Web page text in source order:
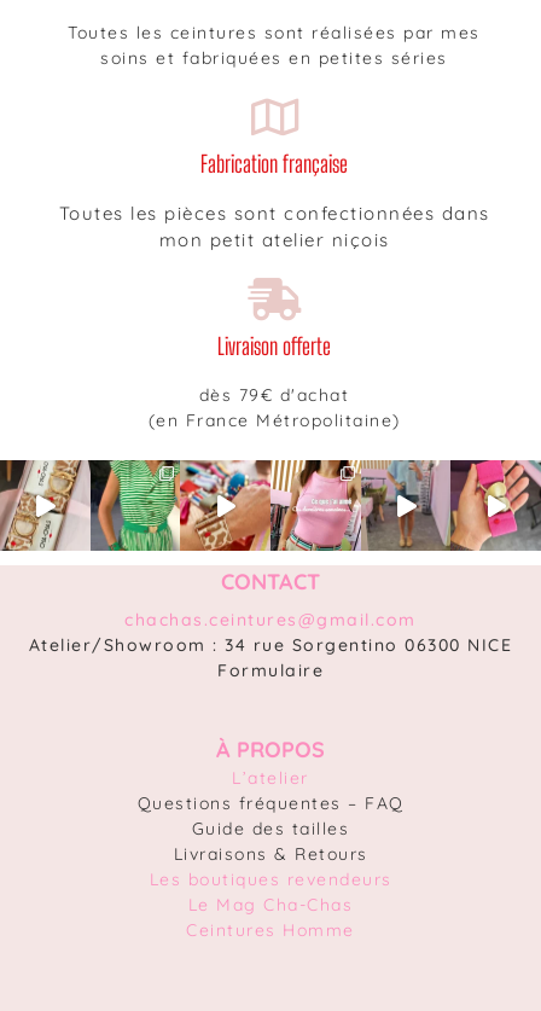
Toutes les ceintures sont réalisées par mes
soins et fabriquées en petites séries
Fabrication française
Toutes les pièces sont confectionnées dans
mon petit atelier niçois
Livraison offerte
dès 79€ d'achat
(en France Métropolitaine)
CONTACT
chachas.ceintures@gmail.com
Atelier/Showroom : 34 rue Sorgentino 06300 NICE
Formulaire
À PROPOS
L’atelier
Questions fréquentes – FAQ
Guide des tailles
Livraisons & Retours
Les boutiques revendeurs
Le Mag Cha-Chas
Ceintures Homme